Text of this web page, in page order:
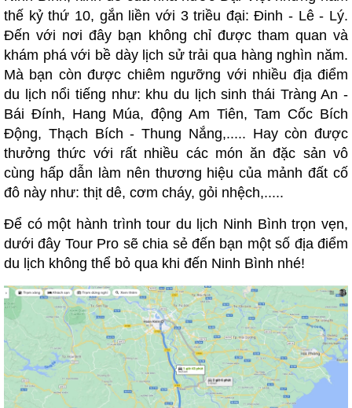
thế kỷ thứ 10, gắn liền với 3 triều đại: Đinh - Lê - Lý.
Đến với nơi đây bạn không chỉ được tham quan và
khám phá với bề dày lịch sử trải qua hàng nghìn năm.
Mà bạn còn được chiêm ngưỡng với nhiều địa điểm
du lịch nổi tiếng như: khu du lịch sinh thái Tràng An -
Bái Đính, Hang Múa, động Am Tiên, Tam Cốc Bích
Động, Thạch Bích - Thung Nắng,..... Hay còn được
thưởng thức với rất nhiều các món ăn đặc sản vô
cùng hấp dẫn làm nên thương hiệu của mảnh đất cố
đô này như: thịt dê, cơm cháy, gỏi nhệch,.....
Để có một hành trình tour du lịch Ninh Bình trọn vẹn,
dưới đây Tour Pro sẽ chia sẻ đến bạn một số địa điểm
du lịch không thể bỏ qua khi đến Ninh Bình nhé!